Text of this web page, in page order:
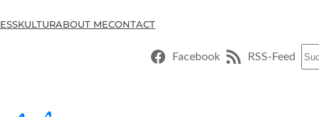
ESSKULTURABOUT MECONTACT
Facebook RSS-Feed